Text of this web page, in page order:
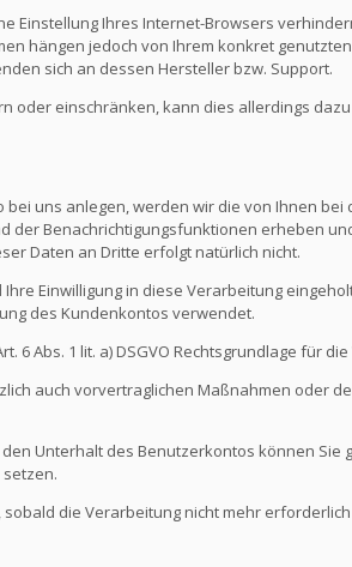
Einstellung Ihres Internet-Browsers
hängen jedoch von Ihrem konkret
sich an dessen Hersteller bzw. Support.
oder einschränken, kann dies allerdings
uns anlegen, werden wir die von Ihnen
der Benachrichtigungsfunktionen erheben
Daten an Dritte erfolgt natürlich nicht.
Einwilligung in diese Verarbeitung
des Kundenkontos verwendet.
6 Abs. 1 lit. a) DSGVO Rechtsgrundlage für
auch vorvertraglichen Maßnahmen oder
Unterhalt des Benutzerkontos können
die Verarbeitung nicht mehr erforderlich